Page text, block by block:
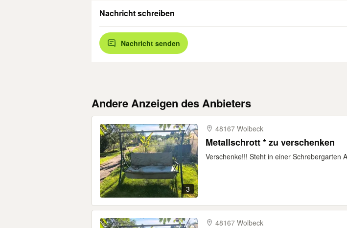
Nachricht schreiben
Nachricht senden
Andere Anzeigen des Anbieters
3
48167 Wolbeck
Metallschrott * zu verschenken
Verschenke!!! Steht in einer Schrebergarten
48167 Wolbeck